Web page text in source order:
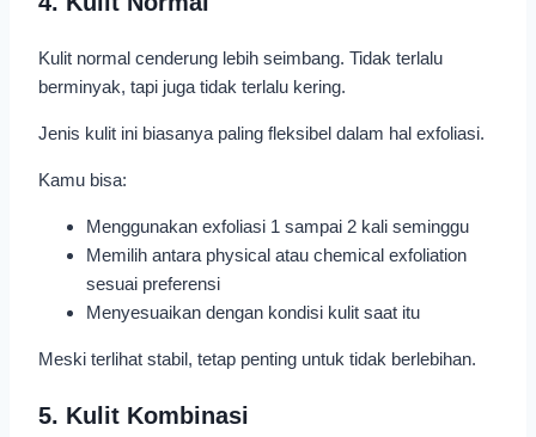
Kulit normal cenderung lebih seimbang. Tidak terlalu
berminyak, tapi juga tidak terlalu kering.
Jenis kulit ini biasanya paling fleksibel dalam hal exfoliasi.
Kamu bisa:
Menggunakan exfoliasi 1 sampai 2 kali seminggu
Memilih antara physical atau chemical exfoliation
sesuai preferensi
Menyesuaikan dengan kondisi kulit saat itu
Meski terlihat stabil, tetap penting untuk tidak berlebihan.
5. Kulit Kombinasi